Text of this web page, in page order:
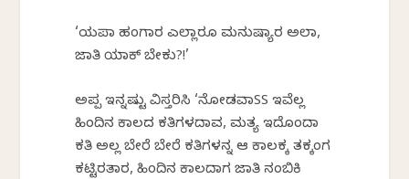
‘ಯಪಾ ಹಂಗಾರ ಎಲ್ಲಾರೂ ಮನುಷ್ಯಾರ ಅಲಾ,
ಜಾತಿ ಯಾಕ್ ಬೇಕು?!’
ಅಪ್ಪ ಇನ್ನಷ್ಟು ವಿಸ್ತರಿಸಿ ‘ನೋಡವಾSS ಇವೆಲ್ಲ
ಹಿಂದಿನ ಕಾಲದ ಕತಿಗಳದಾವ, ಮತ್ಯ ಇದೊಂದಾ
ಕತಿ ಅಲ್ಲ ಬೇರೆ ಬೇರೆ ಕತಿಗಳನ್ನ ಆ ಕಾಲಕ್ಕ ತಕ್ಕಂಗ
ಕಟ್ಟಿರತಾರ, ಹಿಂದಿನ ಕಾಲದಾಗ ಜಾತಿ ನಂಬಿಕಿ